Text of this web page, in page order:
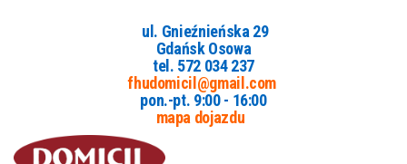
ul. Gnieźnieńska 29
Gdańsk Osowa
tel. 572 034 237
fhudomicil@gmail.com
pon.-pt. 9:00 - 16:00
mapa dojazdu